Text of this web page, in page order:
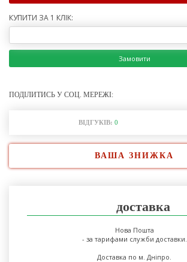
КУПИТИ ЗА 1 КЛІК:
Замовити
ПОДІЛИТИСЬ У СОЦ. МЕРЕЖІ:
ВІДГУКІВ: 0
ВАША ЗНИЖКА
доставка
Нова Пошта
- за тарифами служби доставки.
Доставка по м. Дніпро.